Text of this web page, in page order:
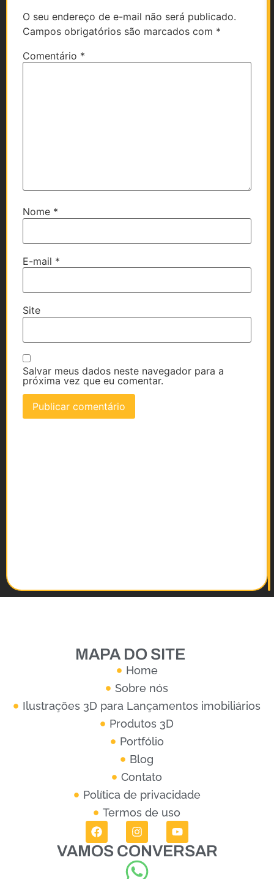
O seu endereço de e-mail não será publicado.
Campos obrigatórios são marcados com *
Comentário *
Nome *
E-mail *
Site
Salvar meus dados neste navegador para a
próxima vez que eu comentar.
MAPA DO SITE
Home
Sobre nós
Ilustrações 3D para Lançamentos imobiliários
Produtos 3D
Portfólio
Blog
Contato
Política de privacidade
Termos de uso
VAMOS CONVERSAR